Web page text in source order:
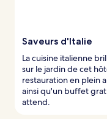
Saveurs d'Italie
La cuisine italienne
sur le jardin de cet
restauration en plein
ainsi qu'un buffet
attend.